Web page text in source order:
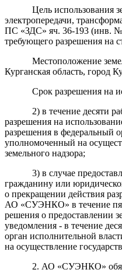
Цель использования
электропередачи,
ПС «ЗДС» яч. 36-193 (инв.
требующего разрешения на
Местоположение
Курганская область, город
Срок разрешения на
2) в течение десяти
разрешения на
разрешения в федеральный
уполномоченный на
земельного надзора;
3) в случае
гражданину или
о прекращении действия
АО «СУЭНКО» в течение
решения о предоставлении
уведомления - в течение
орган исполнительной
на осуществление
2. АО «СУЭНКО»